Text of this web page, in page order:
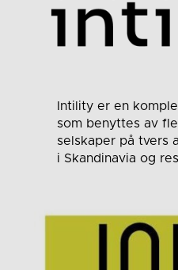
Intility er en
som benyttes av
selskaper på tvers
i Skandinavia og